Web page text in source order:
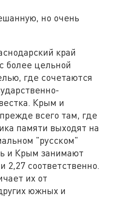
но очень
край
более цельной
где сочетаются
Крым и
всего там, где
памяти выходят на
"русском"
и Крым занимают
2,27 соответственно.
их от
южных и